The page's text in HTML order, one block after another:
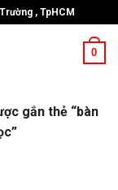
, TpHCM
0
gắn thẻ “bàn